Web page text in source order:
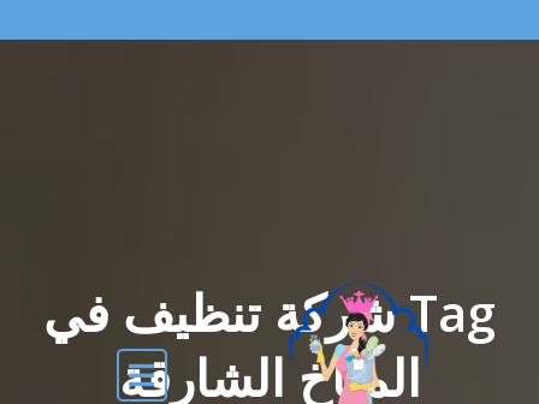
Tag شركة تنظيف في
المناخ الشارقة